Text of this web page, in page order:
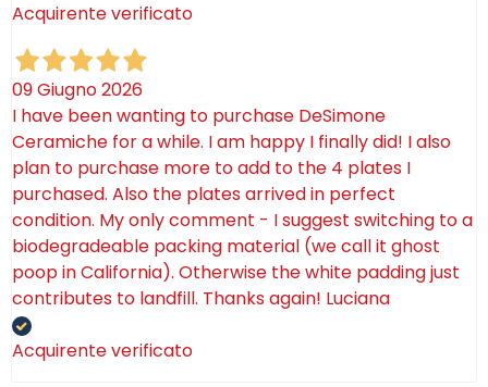
Acquirente verificato
09 Giugno 2026
I have been wanting to purchase DeSimone
Ceramiche for a while. I am happy I finally did! I also
plan to purchase more to add to the 4 plates I
purchased. Also the plates arrived in perfect
condition. My only comment - I suggest switching to a
biodegradeable packing material (we call it ghost
poop in California). Otherwise the white padding just
contributes to landfill. Thanks again! Luciana
Acquirente verificato